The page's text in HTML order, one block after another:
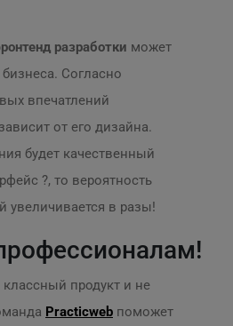
разработки может
Согласно
впечатлений
от его дизайна.
будет качественный
?, то вероятность
увеличивается в разы!
продукт и не
Practicweb поможет